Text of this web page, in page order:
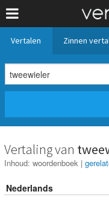
Vertalen Zinnen
Vertaling van
Inhoud: woordenboek |
Nederlands